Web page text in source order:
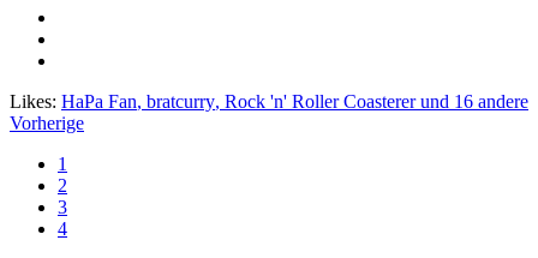
Likes: HaPa Fan, bratcurry, Rock 'n' Roller Coastererund 16 andere
Vorherige
1
2
3
4